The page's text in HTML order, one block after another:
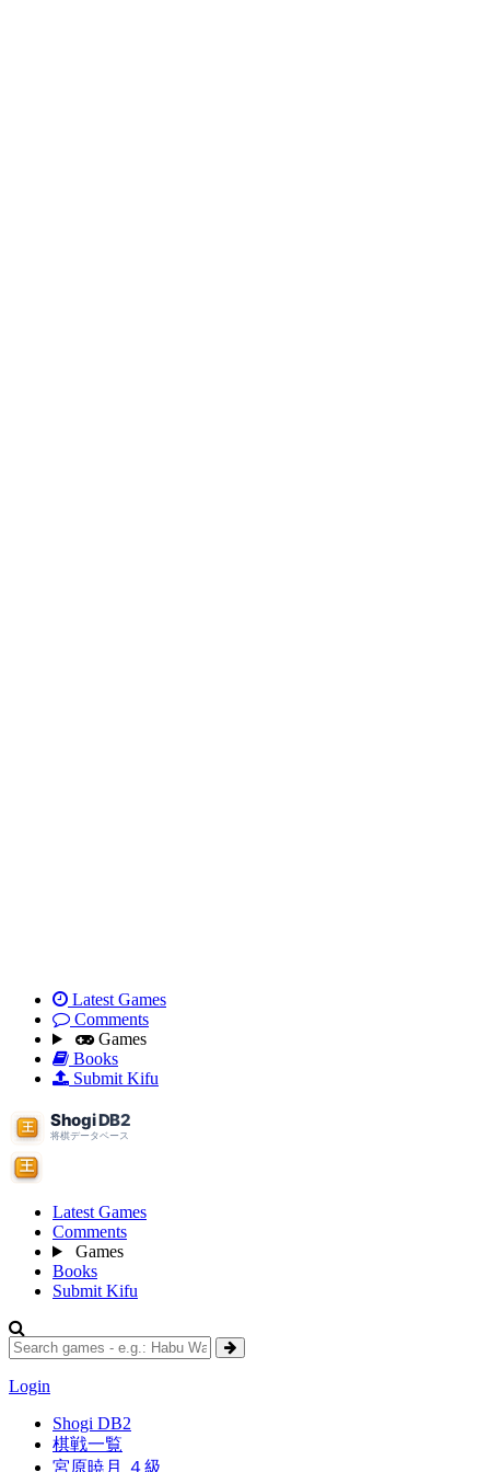
Latest Games
Comments
Games
Books
Submit Kifu
Latest Games
Comments
Games
Books
Submit Kifu
Login
Shogi DB2
棋戦一覧
宮原暁月 ４級